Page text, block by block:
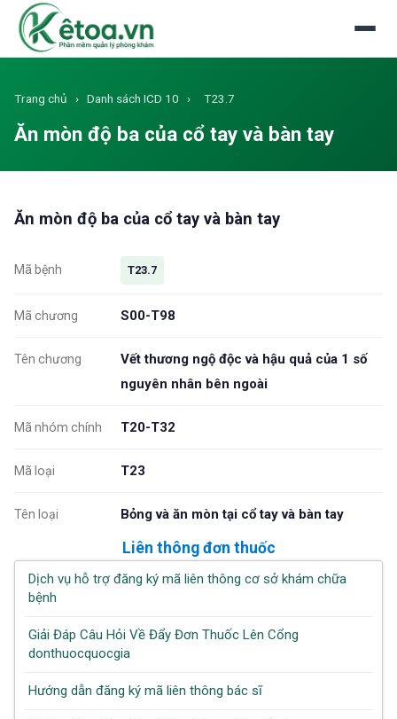
Trang chủ › Danh sách ICD 10 › T23.7
Ăn mòn độ ba của cổ tay và bàn tay
Ăn mòn độ ba của cổ tay và bàn tay
Mã bệnh T23.7
Mã chương S00-T98
Tên chương
Vết thương ngộ độc và hậu quả của 1 số
nguyên nhân bên ngoài
Mã nhóm chính T20-T32
Mã loại T23
Tên loại Bỏng và ăn mòn tại cổ tay và bàn tay
Liên thông đơn thuốc
Dịch vụ hỗ trợ đăng ký mã liên thông cơ sở khám chữa
bệnh
Giải Đáp Câu Hỏi Về Đẩy Đơn Thuốc Lên Cổng
donthuocquocgia
Hướng dẫn đăng ký mã liên thông bác sĩ